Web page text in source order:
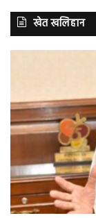
खेत खलिहान